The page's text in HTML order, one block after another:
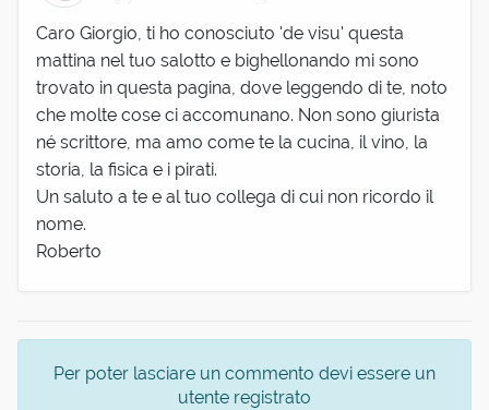
Caro Giorgio, ti ho conosciuto 'de visu' questa
mattina nel tuo salotto e bighellonando mi sono
trovato in questa pagina, dove leggendo di te, noto
che molte cose ci accomunano. Non sono giurista
né scrittore, ma amo come te la cucina, il vino, la
storia, la fisica e i pirati.
Un saluto a te e al tuo collega di cui non ricordo il
nome.
Roberto
Per poter lasciare un commento devi essere un
utente registrato